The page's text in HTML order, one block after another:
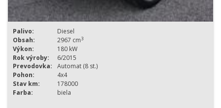
Palivo:
Diesel
Obsah:
2967 cm3
Výkon:
180 kW
Rok výroby:
6/2015
Prevodovka:
Automat (8 st.)
Pohon:
4x4
Stav km:
178000
Farba:
biela